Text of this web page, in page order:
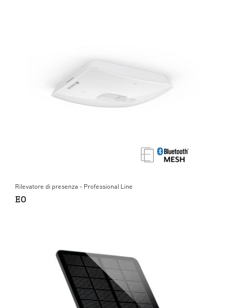
Rilevatore di presenza - Professional Line
EO